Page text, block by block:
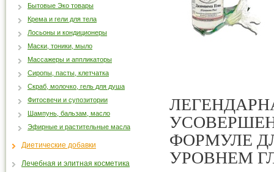
ФОРМУЛЕ
УРОВНЕМ
Бытовые Эко товары
Крема и гели для тела
Лосьоны и кондиционеры
Маски, тоники, мыло
Массажеры и аппликаторы
Сиропы, пасты, клетчатка
Скраб, молочко, гель для душа
Фитосвечи и супозитории
Шампунь, бальзам, масло
Эфирные и растительные масла
Диетические добавки
Лечебная и элитная косметика